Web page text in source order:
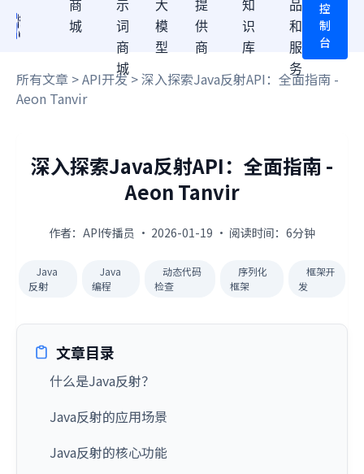
商
城
示
词
商
城
大
模
型
提
供
商
知
识
库
品
和
服
务
控
制
台
所有文章 >API开发> 深入探索Java反射API：全面指南 -
Aeon Tanvir
深入探索Java反射API：全面指南 -
Aeon Tanvir
作者：API传播员 · 2026-01-19 · 阅读时间：6分钟
Java
反射
Java
编程
动态代码
检查
序列化
框架
框架开
发
文章目录
什么是Java反射？
Java反射的应用场景
Java反射的核心功能